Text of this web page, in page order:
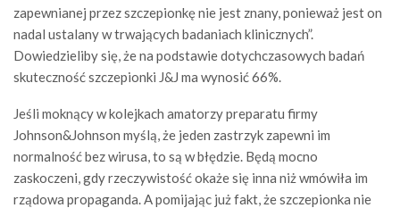
zapewnianej przez szczepionkę nie jest znany, ponieważ jest on
nadal ustalany w trwających badaniach klinicznych”.
Dowiedzieliby się, że na podstawie dotychczasowych badań
skuteczność szczepionki J&J ma wynosić 66%.
Jeśli moknący w kolejkach amatorzy preparatu firmy
Johnson&Johnson myślą, że jeden zastrzyk zapewni im
normalność bez wirusa, to są w błędzie. Będą mocno
zaskoczeni, gdy rzeczywistość okaże się inna niż wmówiła im
rządowa propaganda. A pomijając już fakt, że szczepionka nie